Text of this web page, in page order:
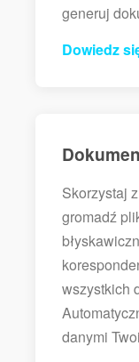
generuj
Dowiedz
Skorzystaj
gromadź
wszystkich
danymi